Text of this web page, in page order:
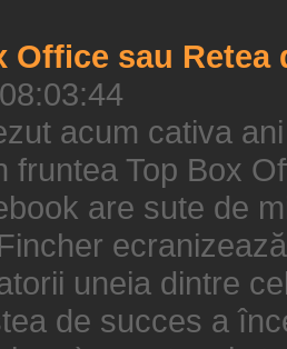
Office sau Retea
acum cativa
fruntea Top Box
are sute de
uneia dintre
de succes a